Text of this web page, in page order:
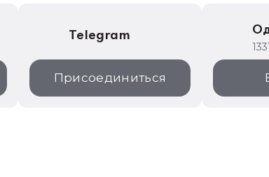
Telegram
Присоединиться